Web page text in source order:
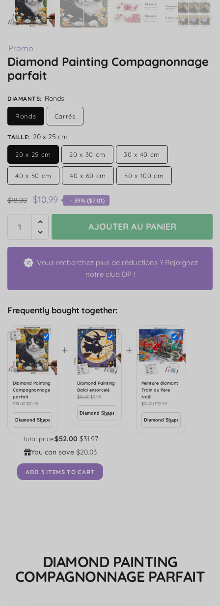
Promo !
Diamond Painting Compagnonnage
parfait
DIAMANTS: Ronds
Ronds Carrés
TAILLE: 20 x 25 cm
20 x 25 cm 20 x 30 cm 30 x 40 cm
40 x 50 cm 40 x 60 cm 50 x 100 cm
$18.00 $10.99 - 39% ($7.01)
AJOUTER AU PANIER
Vous recherchez plus de réductions ? Rejoignez
notre club DP !
Frequently bought together:
Diamond Painting
Compagnonnage
parfait
$18.00$10.99
+
Diamond Painting
Balai ensorcelé
$16.00$9.99
+
Peinture diamant
Train du Père
Noël
$18.00$10.99
Total price:$52.00 $31.97
You can save $20.03
ADD 3 ITEMS TO CART
DIAMOND PAINTING
COMPAGNONNAGE PARFAIT